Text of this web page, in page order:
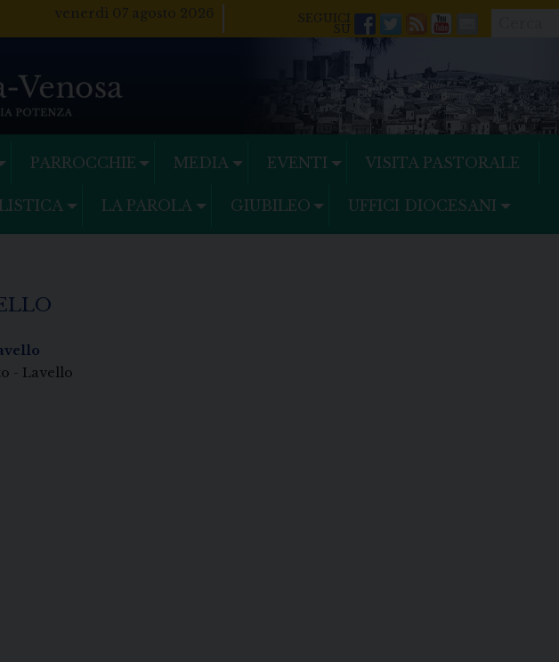
venerdì 07 agosto 2026
Facebook
Twitter
FeedsYoutube
Mail
PARROCCHIE MEDIA EVENTI VISITA PASTORALE
LA PAROLA GIUBILEO UFFICI DIOCESANI
- Lavello